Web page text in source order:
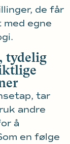
de får
egne
tydelig
tar
andre
å
en følge